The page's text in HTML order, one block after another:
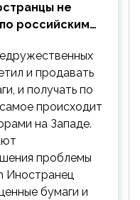
не
российским
и продавать
и получать по
происходит
на Западе.
проблемы
Иностранец
бумаги и